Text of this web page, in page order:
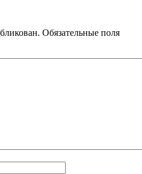
Обязательные поля